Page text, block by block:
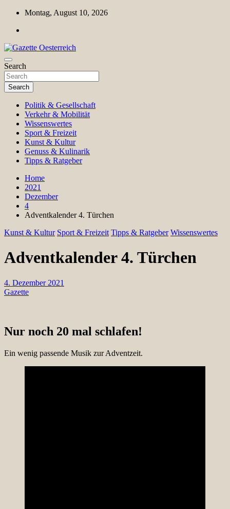
Skip
content
Montag, August 10, 2026
Gazette Oesterreich
Magazin für Freizeit, Politik, Kultur & Wissenschaft
Search
Search
Politik & Gesellschaft
Verkehr & Mobilität
Wissenswertes
Sport & Freizeit
Kunst & Kultur
Genuss & Kulinarik
Tipps & Ratgeber
Home
2021
Dezember
4
Adventkalender 4. Türchen
Kunst & Kultur Sport & Freizeit Tipps & Ratgeber Wissenswertes
Adventkalender 4. Türchen
4. Dezember 2021
Gazette
Nur noch 20 mal schlafen!
Ein wenig passende Musik zur Adventzeit.